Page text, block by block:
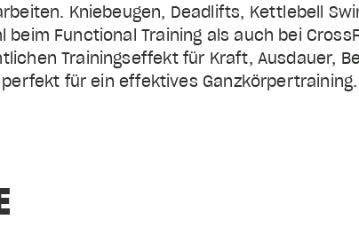
Kniebeugen, Deadlifts, Kettlebell
Functional Training als auch bei
Trainingseffekt für Kraft, Ausdauer,
für ein effektives Ganzkörpertraining.